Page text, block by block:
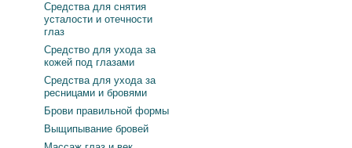
Средства для снятия
усталости и отечности
глаз
Средство для ухода за
кожей под глазами
Средства для ухода за
ресницами и бровями
Брови правильной формы
Выщипывание бровей